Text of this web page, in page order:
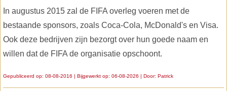
In augustus 2015 zal de FIFA overleg voeren met de
bestaande sponsors, zoals Coca-Cola, McDonald's en Visa.
Ook deze bedrijven zijn bezorgt over hun goede naam en
willen dat de FIFA de organisatie opschoont.
Gepubliceerd op: 08-08-2016 | Bijgewerkt op: 06-08-2026 | Door: Patrick